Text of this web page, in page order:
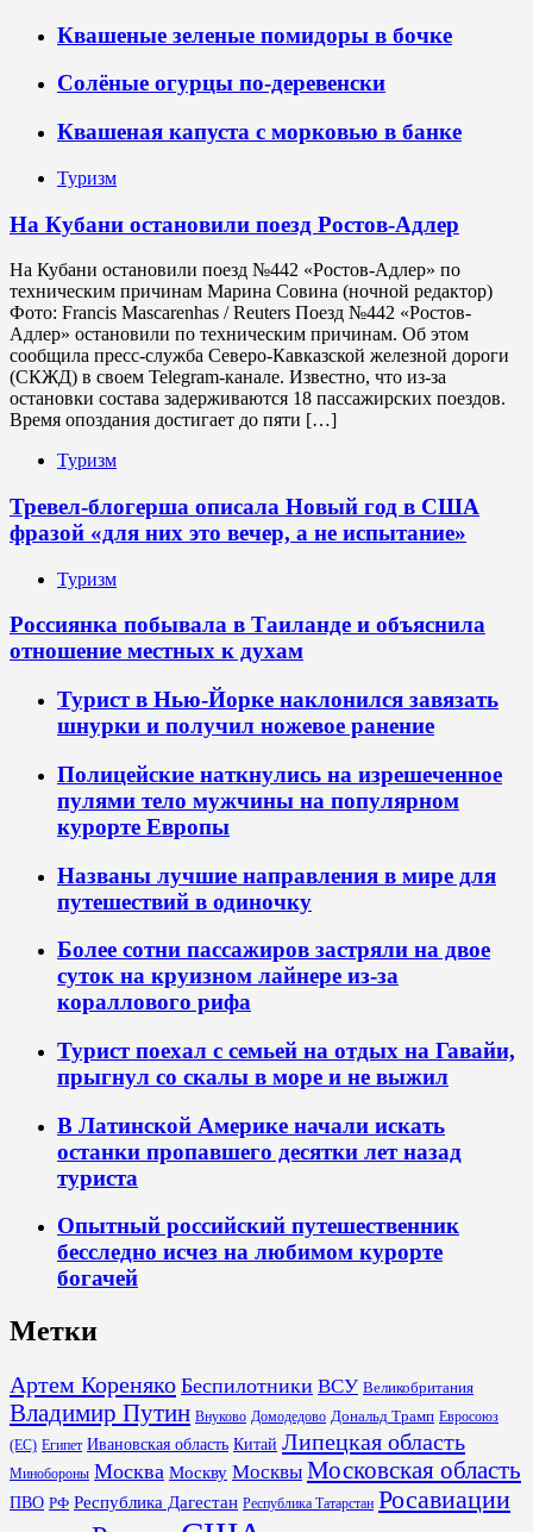
Квашеные зеленые помидоры в бочке
Солёные огурцы по-деревенски
Квашеная капуста с морковью в банке
Туризм
На Кубани остановили поезд Ростов-Адлер
На Кубани остановили поезд №442 «Ростов-Адлер» по
техническим причинам Марина Совина (ночной редактор)
Фото: Francis Mascarenhas / Reuters Поезд №442 «Ростов-
Адлер» остановили по техническим причинам. Об этом
сообщила пресс-служба Северо-Кавказской железной дороги
(СКЖД) в своем Telegram-канале. Известно, что из-за
остановки состава задерживаются 18 пассажирских поездов.
Время опоздания достигает до пяти […]
Туризм
Тревел-блогерша описала Новый год в США
фразой «для них это вечер, а не испытание»
Туризм
Россиянка побывала в Таиланде и объяснила
отношение местных к духам
Турист в Нью-Йорке наклонился завязать
шнурки и получил ножевое ранение
Полицейские наткнулись на изрешеченное
пулями тело мужчины на популярном
курорте Европы
Названы лучшие направления в мире для
путешествий в одиночку
Более сотни пассажиров застряли на двое
суток на круизном лайнере из-за
кораллового рифа
Турист поехал с семьей на отдых на Гавайи,
прыгнул со скалы в море и не выжил
В Латинской Америке начали искать
останки пропавшего десятки лет назад
туриста
Опытный российский путешественник
бесследно исчез на любимом курорте
богачей
Метки
Артем Кореняко Беспилотники ВСУ Великобритания
Владимир Путин Внуково Домодедово Дональд Трамп Евросоюз
(ЕС) Египет Ивановская область Китай Липецкая область
Минобороны Москва Москву Москвы Московская область
ПВО РФ Республика Дагестан Республика Татарстан Росавиации